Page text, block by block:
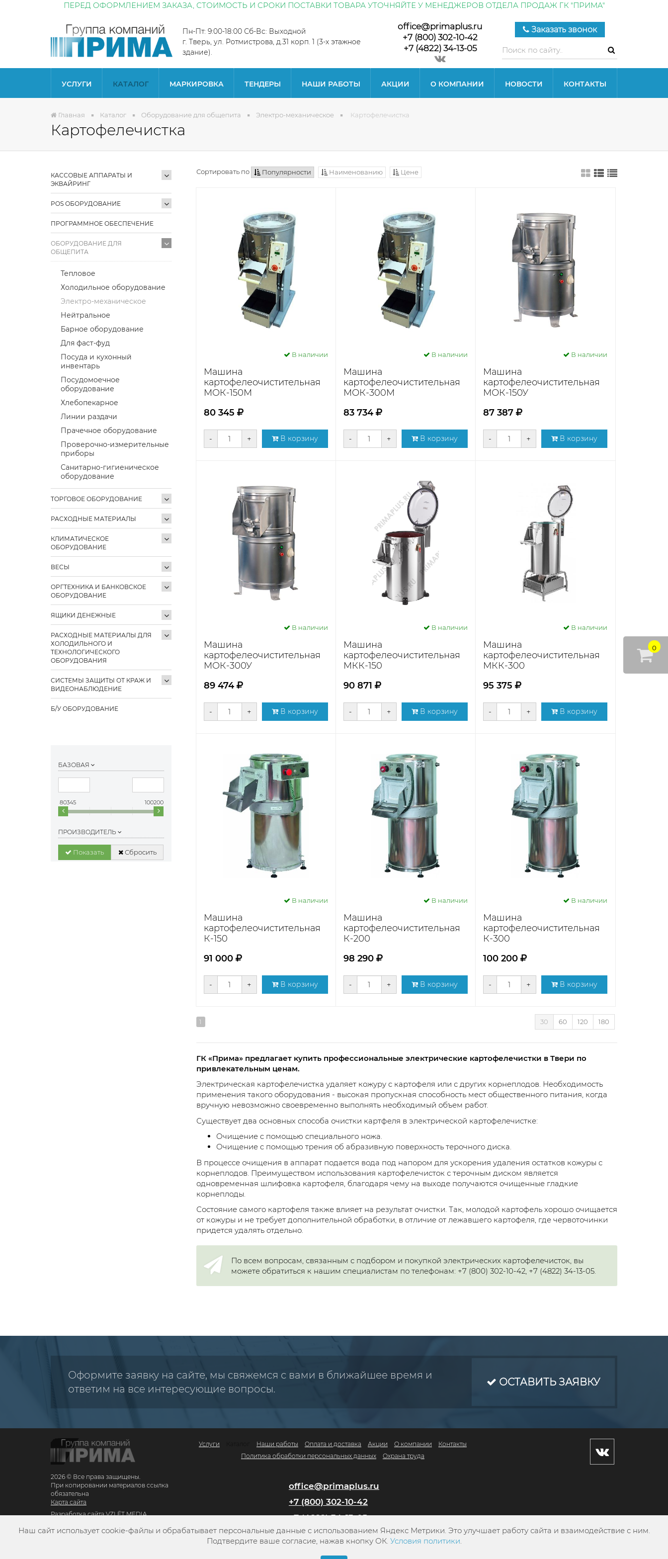
0
ПЕРЕД ОФОРМЛЕНИЕМ ЗАКАЗА, СТОИМОСТЬ И СРОКИ ПОСТАВКИ ТОВАРА УТОЧНЯЙТЕ У МЕНЕДЖЕРОВ ОТДЕЛА ПРОДАЖ ГК "ПРИМА"
Пн-Пт: 9:00-18:00 Сб-Вс: Выходной
г. Тверь, ул. Ротмистрова, д.31 корп. 1 (3-х этажное
здание).
office@primaplus.ru
+7 (800) 302-10-42
+7 (4822) 34-13-05
Заказать звонок
УСЛУГИ КАТАЛОГ МАРКИРОВКА ТЕНДЕРЫ НАШИ РАБОТЫ АКЦИИ О КОМПАНИИ НОВОСТИ КОНТАКТЫ
Главная Каталог Оборудование для общепита Электро-механическое Картофелечистка
Картофелечистка
КАССОВЫЕ АППАРАТЫ И
ЭКВАЙРИНГ
POS ОБОРУДОВАНИЕ
ПРОГРАММНОЕ ОБЕСПЕЧЕНИЕ
ОБОРУДОВАНИЕ ДЛЯ
ОБЩЕПИТА
Тепловое
Холодильное оборудование
Электро-механическое
Нейтральное
Барное оборудование
Для фаст-фуд
Посуда и кухонный
инвентарь
Посудомоечное
оборудование
Хлебопекарное
Линии раздачи
Прачечное оборудование
Проверочно-измерительные
приборы
Санитарно-гигиеническое
оборудование
ТОРГОВОЕ ОБОРУДОВАНИЕ
РАСХОДНЫЕ МАТЕРИАЛЫ
КЛИМАТИЧЕСКОЕ
ОБОРУДОВАНИЕ
ВЕСЫ
ОРГТЕХНИКА И БАНКОВСКОЕ
ОБОРУДОВАНИЕ
ЯЩИКИ ДЕНЕЖНЫЕ
РАСХОДНЫЕ МАТЕРИАЛЫ ДЛЯ
ХОЛОДИЛЬНОГО И
ТЕХНОЛОГИЧЕСКОГО
ОБОРУДОВАНИЯ
СИСТЕМЫ ЗАЩИТЫ ОТ КРАЖ И
ВИДЕОНАБЛЮДЕНИЕ
Б/У ОБОРУДОВАНИЕ
БАЗОВАЯ
80345 100200
ПРОИЗВОДИТЕЛЬ
Показать Сбросить
Сортировать по Популярности Наименованию Цене
В наличии
Машина
картофелеочистительная
МОК-150М
80 345
- + В корзину
В наличии
Машина
картофелеочистительная
МОК-300М
83 734
- + В корзину
В наличии
Машина
картофелеочистительная
МОК-150У
87 387
- + В корзину
В наличии
Машина
картофелеочистительная
МОК-300У
89 474
- + В корзину
В наличии
Машина
картофелеочистительная
МКК-150
90 871
- + В корзину
В наличии
Машина
картофелеочистительная
МКК-300
95 375
- + В корзину
В наличии
Машина
картофелеочистительная
К-150
91 000
- + В корзину
В наличии
Машина
картофелеочистительная
К-200
98 290
- + В корзину
В наличии
Машина
картофелеочистительная
К-300
100 200
- + В корзину
1 30 60 120 180
ГК «Прима» предлагает купить профессиональные электрические картофелечистки в Твери по
привлекательным ценам.
Электрическая картофелечистка удаляет кожуру с картофеля или с других корнеплодов. Необходимость
применения такого оборудования - высокая пропускная способность мест общественного питания, когда
вручную невозможно своевременно выполнять необходимый объем работ.
Существует два основных способа очистки картфеля в электрической картофелечистке:
Очищение с помощью специального ножа.
Очищение с помощью трения об абразивную поверхность терочного диска.
В процессе очищения в аппарат подается вода под напором для ускорения удаления остатков кожуры с
корнеплодов. Преимуществом использования картофелечисток с терочным диском является
одновременная шлифовка картофеля, благодаря чему на выходе получаются очищенные гладкие
корнеплоды.
Состояние самого картофеля также влияет на результат очистки. Так, молодой картофель хорошо очищается
от кожуры и не требует дополнительной обработки, в отличие от лежавшего картофеля, где червоточинки
придется удалять отдельно.
По всем вопросам, связанным с подбором и покупкой электрических картофелечисток, вы
можете обратиться к нашим специалистам по телефонам: +7 (800) 302-10-42, +7 (4822) 34-13-05.
Оформите заявку на сайте, мы свяжемся с вами в ближайшее время и
ответим на все интересующие вопросы.
ОСТАВИТЬ ЗАЯВКУ
2026 © Все права защищены.
При копировании материалов ссылка
обязательна
Карта сайта
Разработка сайтаVZLЁT MEDIA
Услуги Наши работы Оплата и доставка Акции О компании
Контакты
Политика обработки персональных данных
Охрана труда
office@primaplus.ru
+7 (800) 302-10-42
+7 (4822) 34-13-05
Заказать обратный звонок
Наш сайт использует cookie-файлы и обрабатывает персональные данные с использованием Яндекс Метрики. Это улучшает работу сайта и взаимодействие с ним.
Подтвердите ваше согласие, нажав кнопку ОК. Условия политики.